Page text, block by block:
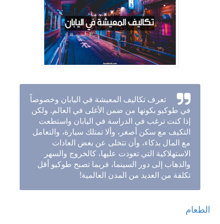
تعرف تكاليف المعيشة في اليابان وخصوصاً
في طوكيو بكونها من ضمن الأغلى في العالم. ولكن
إذا كنت ترغب في الدراسة في اليابان واستطعت
التكيف مع سكن أصغر، وألا تمتلك سيارة، والتعامل
مع المال بذكاء، وأن تتخلى عن بعض العادات
الاستهلاكية التي تعودت عليها، كالخروج والسهر
والذهاب إلى دور السينما، فربما تصبح طوكيو أقل
تكلفة من العديد من المدن العالمية!
الطعام